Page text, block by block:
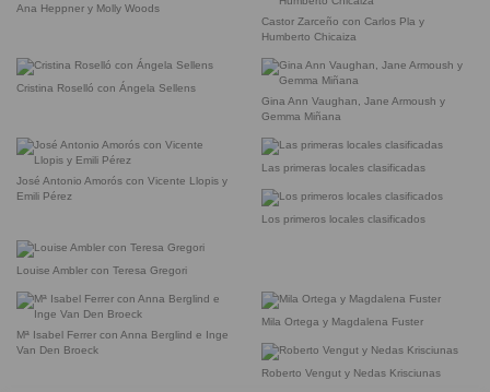
Ana Heppner y Molly Woods
Castor Zarceño con Carlos Pla y
Humberto Chicaiza
Cristina Roselló con Ángela Sellens
Gina Ann Vaughan, Jane Armoush y
Gemma Miñana
José Antonio Amorós con Vicente Llopis y
Emili Pérez
Las primeras locales clasificadas
Los primeros locales clasificados
Louise Ambler con Teresa Gregori
Mª Isabel Ferrer con Anna Berglind e Inge
Van Den Broeck
Mila Ortega y Magdalena Fuster
Roberto Vengut y Nedas Krisciunas